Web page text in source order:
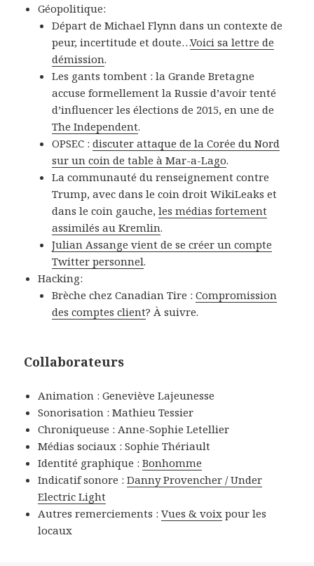
Géopolitique:
Départ de Michael Flynn dans un contexte de
peur, incertitude et doute…Voici sa lettre de
démission.
Les gants tombent : la Grande Bretagne
accuse formellement la Russie d’avoir tenté
d’influencer les élections de 2015, en une de
The Independent.
OPSEC :discuter attaque de la Corée du Nord
sur un coin de table à Mar-a-Lago.
La communauté du renseignement contre
Trump, avec dans le coin droit WikiLeaks et
dans le coin gauche,les médias fortement
assimilés au Kremlin.
Julian Assange vient de se créer un compte
Twitter personnel.
Hacking:
Brèche chez Canadian Tire :Compromission
des comptes client? À suivre.
Collaborateurs
Animation : Geneviève Lajeunesse
Sonorisation : Mathieu Tessier
Chroniqueuse : Anne-Sophie Letellier
Médias sociaux : Sophie Thériault
Identité graphique :Bonhomme
Indicatif sonore :Danny Provencher / Under
Electric Light
Autres remerciements :Vues & voix pour les
locaux